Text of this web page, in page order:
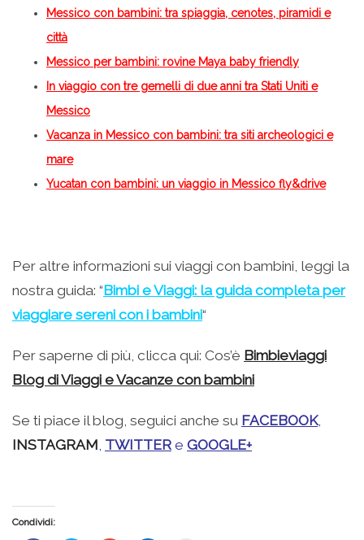
Messico con bambini: tra spiaggia, cenotes, piramidi e
città
Messico per bambini: rovine Maya baby friendly
In viaggio con tre gemelli di due anni tra Stati Uniti e
Messico
Vacanza in Messico con bambini: tra siti archeologici e
mare
Yucatan con bambini: un viaggio in Messico fly&drive
Per altre informazioni sui viaggi con bambini, leggi la
nostra guida: “Bimbi e Viaggi: la guida completa per
viaggiare sereni con i bambini“
Per saperne di più, clicca qui: Cos’è Bimbieviaggi
Blog di Viaggi e Vacanze con bambini
Se ti piace il blog, seguici anche su FACEBOOK,
INSTAGRAM TWITTER e GOOGLE+
Condividi: